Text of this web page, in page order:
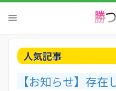
人気記事
【お知らせ】存